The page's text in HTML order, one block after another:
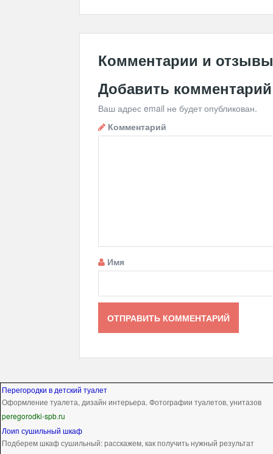
Комментарии и отзывы
Добавить комментарий
Ваш адрес email не будет опубликован.
Комментарий
Имя
Перегородки в детский туалет
Оформление туалета, дизайн интерьера. Фотографии туалетов, унитазов
peregorodki-spb.ru
Лоип сушильный шкаф
Подберем шкаф сушильный: расскажем, как получить нужный результат